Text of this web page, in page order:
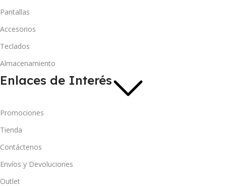
Pantallas
Accesorios
Teclados
Almacenamiento
Enlaces de Interés
Promociones
Tienda
Contáctenos
Envíos y Devoluciones
Outlet